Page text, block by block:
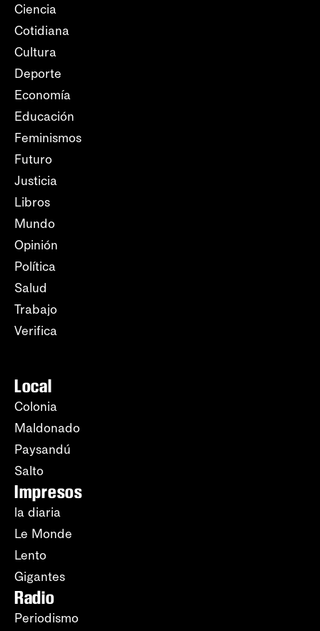
Ciencia
Cotidiana
Cultura
Deporte
Economía
Educación
Feminismos
Futuro
Justicia
Libros
Mundo
Opinión
Política
Salud
Trabajo
Verifica
Local
Colonia
Maldonado
Paysandú
Salto
Impresos
la diaria
Le Monde
Lento
Gigantes
Radio
Periodismo